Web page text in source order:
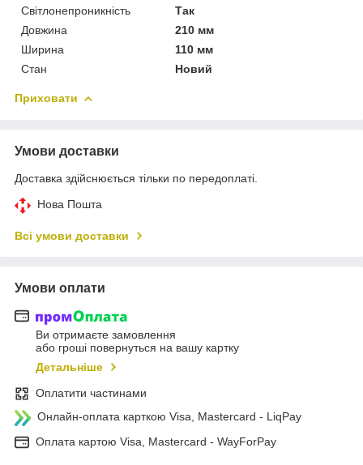
Світлонепроникність
Так
Довжина
210 мм
Ширина
110 мм
Стан
Новий
Приховати
Умови доставки
Доставка здійснюється тільки по передоплаті.
Нова Пошта
Всі умови доставки
Умови оплати
Ви отримаєте замовлення
або гроші повернуться на вашу картку
Детальніше
Оплатити частинами
Онлайн-оплата карткою Visa, Mastercard - LiqPay
Оплата картою Visa, Mastercard - WayForPay